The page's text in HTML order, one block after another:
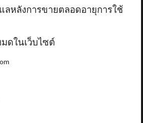
ลหลังการขายตลอดอายุการใช้
ดในเว็บไซต์